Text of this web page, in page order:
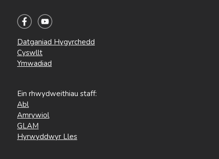
Datganiad Hygyrchedd
Cyswllt
Ymwadiad
Ein rhwydweithiau staff:
Abl
Amrywiol
GLAM
Hyrwyddwyr Lles